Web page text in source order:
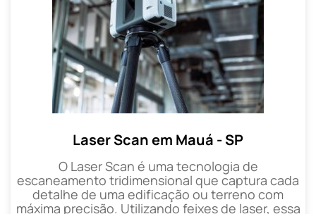
Laser Scan em Mauá - SP
O Laser Scan é uma tecnologia de
escaneamento tridimensional que captura cada
detalhe de uma edificação ou terreno com
máxima precisão. Utilizando feixes de laser, essa